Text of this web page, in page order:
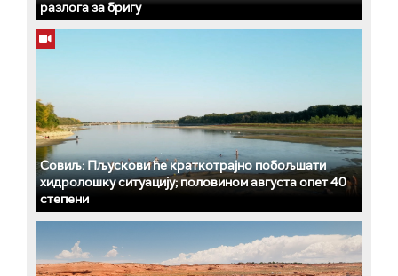
разлога за бригу
Совиљ: Пљускови ће краткотрајно побољшати
хидролошку ситуацију; половином августа опет 40
степени